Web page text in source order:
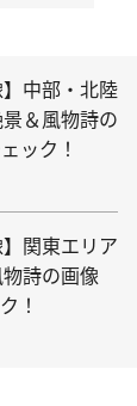
】中部・北陸
＆風物詩の
ック！
】関東エリア
詩の画像
！